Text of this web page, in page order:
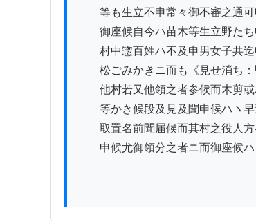
等も生立不申常々御不審之通可
御座候自今ハ苗木等生立野たち
村中惣百姓ハ不及申男女子共迄
松ごみかきニ而も《見せ消ち：
他村若又他領之者参候而木剪或
等かき候段及見及聞申候ハヽ早
取置名前聞届候而其村之役人方
申候尤御領分之者ニ而御座候ハ